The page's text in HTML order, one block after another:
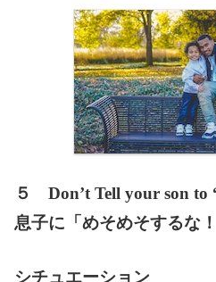
５ Don’t Tell your son to
息子に「めそめそするな
シチュエーション